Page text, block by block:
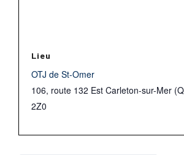
Lieu
OTJ de St-Omer
106, route 132 Est Carleton-sur-Mer
2Z0